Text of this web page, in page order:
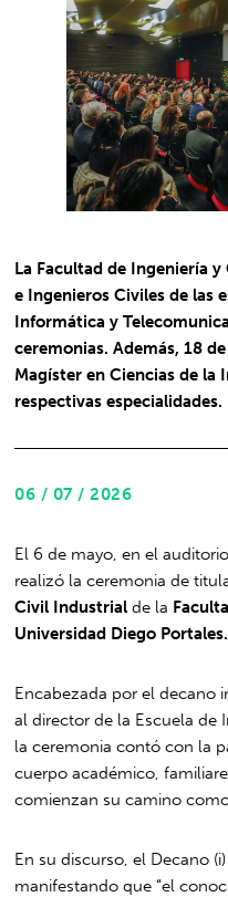
La Facultad de Ingeniería
e Ingenieros Civiles de las
Informática y
ceremonias. Además, 18
Magíster en Ciencias de la
respectivas especialidades.
06 / 07 / 2026
El 6 de mayo, en el
realizó la ceremonia de
Civil Industrial de la
Universidad Diego Portales.
Encabezada por el decano
al director de la Escuela de
la ceremonia contó con la
cuerpo académico,
comienzan su camino
En su discurso, el Decano
manifestando que “el